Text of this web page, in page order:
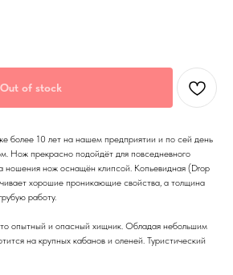
Out of stock
более 10 лет на нашем предприятии и по сей день
Нож прекрасно подойдёт для повседневного
ношения нож оснащён клипсой. Копьевидная (Drop
хорошие проникающие свойства, а толщина
работу.
опытный и опасный хищник. Обладая небольшим
на крупных кабанов и оленей. Туристический